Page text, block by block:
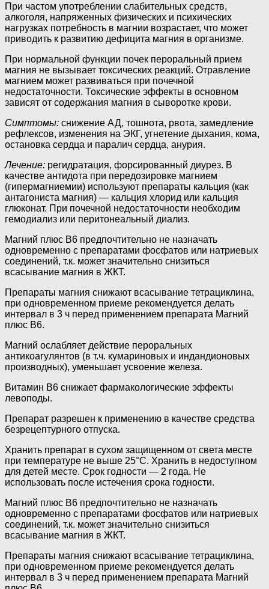
При частом употреблении слабительных средств,
алкоголя, напряженных физических и психических
нагрузках потребность в магнии возрастает, что может
приводить к развитию дефицита магния в организме.
При нормальной функции почек пероральный прием
магния не вызывает токсических реакций. Отравление
магнием может развиваться при почечной
недостаточности. Токсические эффекты в основном
зависят от содержания магния в сыворотке крови.
Симптомы: снижение АД, тошнота, рвота, замедление
рефлексов, изменения на ЭКГ, угнетение дыхания, кома,
остановка сердца и паралич сердца, анурия.
Лечение: регидратация, форсированный диурез. В
качестве антидота при передозировке магнием
(гипермагниемии) используют препараты кальция (как
антагониста магния) — кальция хлорид или кальция
глюконат. При почечной недостаточности необходим
гемодиализ или перитонеальный диализ.
Магний плюс В6 предпочтительно не назначать
одновременно с препаратами фосфатов или натриевых
соединений, т.к. может значительно снизиться
всасывание магния в ЖКТ.
Препараты магния снижают всасывание тетрациклина,
при одновременном приеме рекомендуется делать
интервал в 3 ч перед применением препарата Магний
плюс В6.
Магний ослабляет действие пероральных
антикоагулянтов (в т.ч. кумариновых и индандионовых
производных), уменьшает усвоение железа.
Витамин В6 снижает фармакологические эффекты
левоподы.
Препарат разрешен к применению в качестве средства
безрецептурного отпуска.
Хранить препарат в сухом защищенном от света месте
при температуре не выше 25°С. Хранить в недоступном
для детей месте. Срок годности — 2 года. Не
использовать после истечения срока годности.
Магний плюс В6 предпочтительно не назначать
одновременно с препаратами фосфатов или натриевых
соединений, т.к. может значительно снизиться
всасывание магния в ЖКТ.
Препараты магния снижают всасывание тетрациклина,
при одновременном приеме рекомендуется делать
интервал в 3 ч перед применением препарата Магний